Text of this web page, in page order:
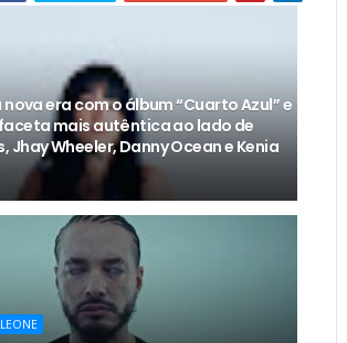
era com o álbum “Cuarto Azul” e
mais autêntica ao lado de
Jhay Wheeler, Danny Ocean e Kenia